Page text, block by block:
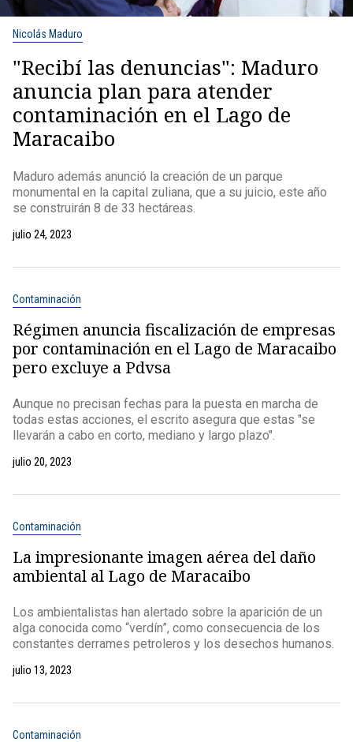
Nicolás Maduro
"Recibí las denuncias": Maduro
anuncia plan para atender
contaminación en el Lago de
Maracaibo
Maduro además anunció la creación de un parque
monumental en la capital zuliana, que a su juicio, este año
se construirán 8 de 33 hectáreas.
julio 24, 2023
Contaminación
Régimen anuncia fiscalización de empresas
por contaminación en el Lago de Maracaibo
pero excluye a Pdvsa
Aunque no precisan fechas para la puesta en marcha de
todas estas acciones, el escrito asegura que estas "se
llevarán a cabo en corto, mediano y largo plazo".
julio 20, 2023
Contaminación
La impresionante imagen aérea del daño
ambiental al Lago de Maracaibo
Los ambientalistas han alertado sobre la aparición de un
alga conocida como “verdín”, como consecuencia de los
constantes derrames petroleros y los desechos humanos.
julio 13, 2023
Contaminación